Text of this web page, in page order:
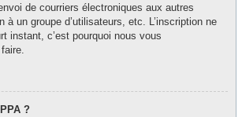
de courriers électroniques aux autres
à un groupe d’utilisateurs, etc. L’inscription ne
instant, c’est pourquoi nous vous
?